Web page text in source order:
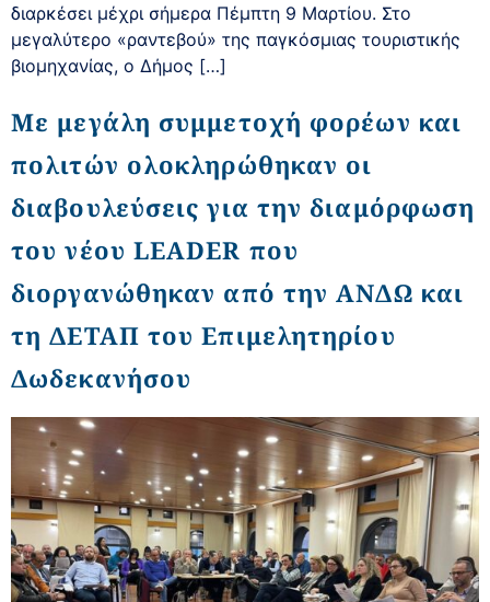
διαρκέσει μέχρι σήμερα Πέμπτη 9 Μαρτίου. Στο
μεγαλύτερο «ραντεβού» της παγκόσμιας τουριστικής
βιομηχανίας, ο Δήμος […]
Με μεγάλη συμμετοχή φορέων και
πολιτών ολοκληρώθηκαν οι
διαβουλεύσεις για την διαμόρφωση
του νέου LEADER που
διοργανώθηκαν από την ΑΝΔΩ και
τη ΔΕΤΑΠ του Επιμελητηρίου
Δωδεκανήσου